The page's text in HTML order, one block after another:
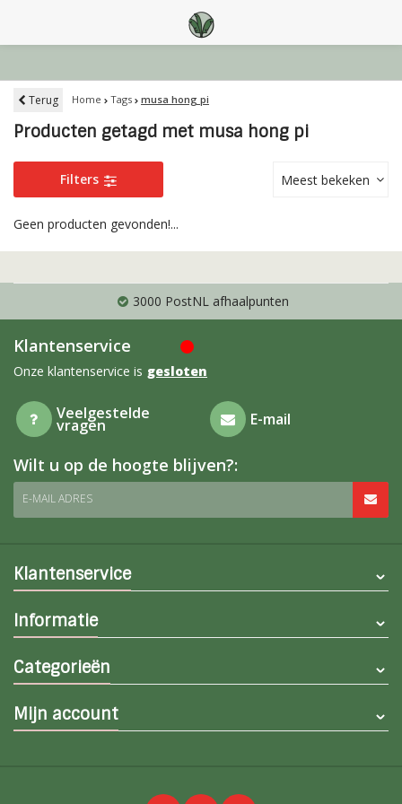
Terug Home Tags musa hong pi
Producten getagd met musa hong pi
Filters Meest bekeken
Geen producten gevonden!...
3000 PostNL afhaalpunten
Klantenservice
Onze klantenservice is gesloten
Veelgestelde
vragen E-mail
Wilt u op de hoogte blijven?:
E-MAIL ADRES
Klantenservice
Informatie
Categorieën
Mijn account